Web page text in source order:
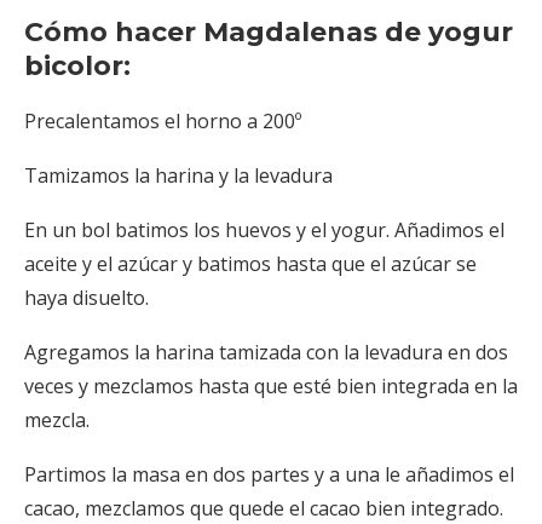
Cómo hacer Magdalenas de yogur
bicolor:
Precalentamos el horno a 200º
Tamizamos la harina y la levadura
En un bol batimos los huevos y el yogur. Añadimos el
aceite y el azúcar y batimos hasta que el azúcar se
haya disuelto.
Agregamos la harina tamizada con la levadura en dos
veces y mezclamos hasta que esté bien integrada en la
mezcla.
Partimos la masa en dos partes y a una le añadimos el
cacao, mezclamos que quede el cacao bien integrado.